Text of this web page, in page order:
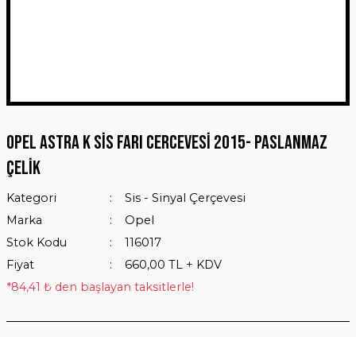
Opel Astra K Sis Farı Cercevesi 2015- Paslanmaz
Çelik
Kategori
Sis - Sinyal Çerçevesi
Marka
Opel
Stok Kodu
116017
Fiyat
660,00 TL + KDV
*84,41 ₺ den başlayan taksitlerle!